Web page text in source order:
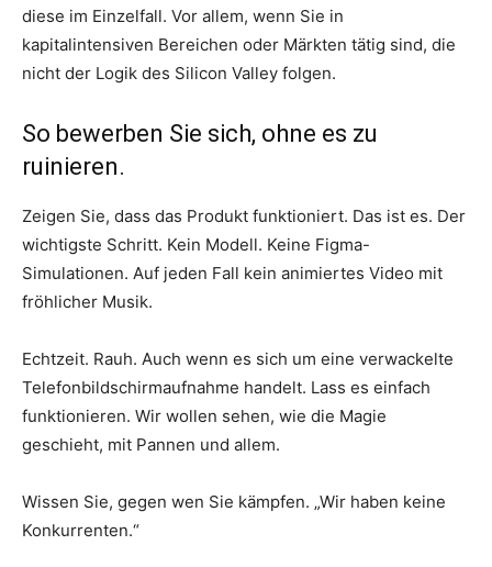
diese im Einzelfall. Vor allem, wenn Sie in
kapitalintensiven Bereichen oder Märkten tätig sind, die
nicht der Logik des Silicon Valley folgen.
So bewerben Sie sich, ohne es zu
ruinieren.
Zeigen Sie, dass das Produkt funktioniert. Das ist es. Der
wichtigste Schritt. Kein Modell. Keine Figma-
Simulationen. Auf jeden Fall kein animiertes Video mit
fröhlicher Musik.
Echtzeit. Rauh. Auch wenn es sich um eine verwackelte
Telefonbildschirmaufnahme handelt. Lass es einfach
funktionieren. Wir wollen sehen, wie die Magie
geschieht, mit Pannen und allem.
Wissen Sie, gegen wen Sie kämpfen. „Wir haben keine
Konkurrenten.“